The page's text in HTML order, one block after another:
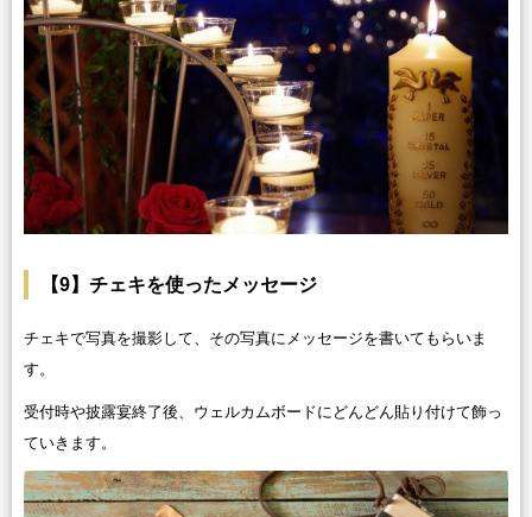
【9】チェキを使ったメッセージ
チェキで写真を撮影して、その写真にメッセージを書いてもらいま
す。
受付時や披露宴終了後、ウェルカムボードにどんどん貼り付けて飾っ
ていきます。